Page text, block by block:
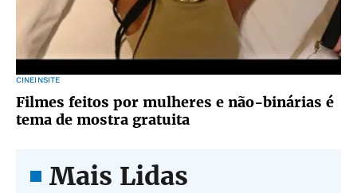
CINEINSITE
Filmes feitos por mulheres e não-binárias é
tema de mostra gratuita
Mais Lidas